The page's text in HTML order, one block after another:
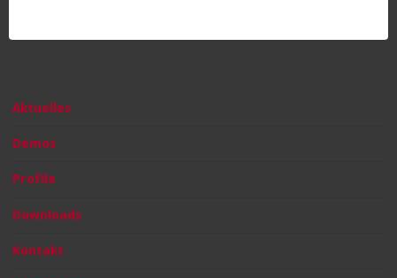
Aktuelles
Demos
Profile
Downloads
Kontakt